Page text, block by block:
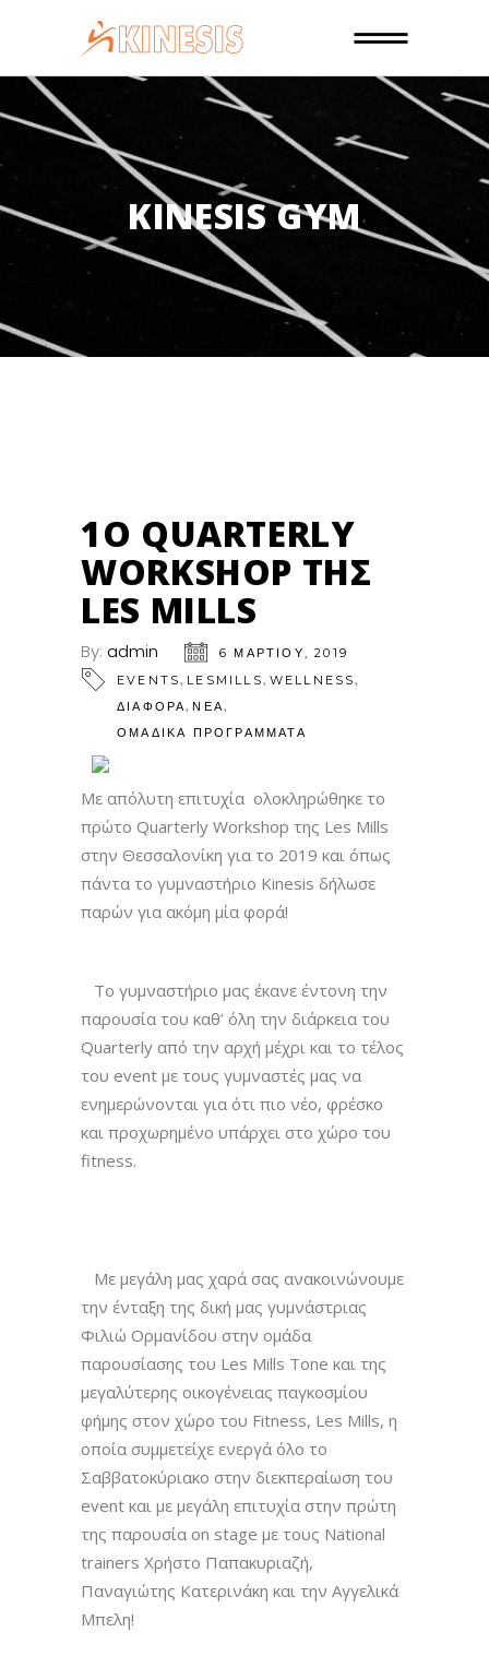
KINESIS GYM
1Ο QUARTERLY
WORKSHOP ΤΗΣ
LES MILLS
By: admin
6 ΜΑΡΤΊΟΥ, 2019
EVENTS, LESMILLS, WELLNESS,
ΔΙΑΦΟΡΑ,ΝΕΑ,
ΟΜΑΔΙΚΑ ΠΡΟΓΡΑΜΜΑΤΑ
Με απόλυτη επιτυχία ολοκληρώθηκε το
πρώτο Quarterly Workshop της Les Mills
στην Θεσσαλονίκη για το 2019 και όπως
πάντα το γυμναστήριο Kinesis δήλωσε
παρών για ακόμη μία φορά!
Το γυμναστήριο μας έκανε έντονη την
παρουσία του καθ’ όλη την διάρκεια του
Quarterly από την αρχή μέχρι και το τέλος
του event με τους γυμναστές μας να
ενημερώνονται για ότι πιο νέο, φρέσκο
και προχωρημένο υπάρχει στο χώρο του
fitness.
Με μεγάλη μας χαρά σας ανακοινώνουμε
την ένταξη της δική μας γυμνάστριας
Φιλιώ Ορμανίδου στην ομάδα
παρουσίασης του Les Mills Tone και της
μεγαλύτερης οικογένειας παγκοσμίου
φήμης στον χώρο του Fitness, Les Mills, η
οποία συμμετείχε ενεργά όλο το
Σαββατοκύριακο στην διεκπεραίωση του
event και με μεγάλη επιτυχία στην πρώτη
της παρουσία on stage με τους National
trainers Χρήστο Παπακυριαζή,
Παναγιώτης Κατερινάκη και την Αγγελικά
Μπελη!